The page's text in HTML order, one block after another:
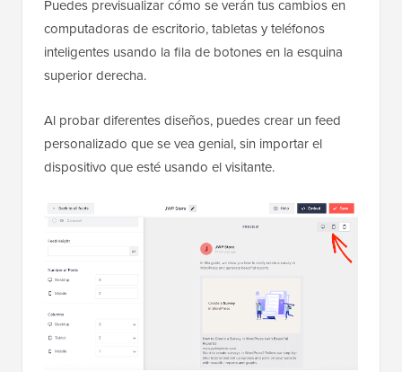
Puedes previsualizar cómo se verán tus cambios en
computadoras de escritorio, tabletas y teléfonos
inteligentes usando la fila de botones en la esquina
superior derecha.
Al probar diferentes diseños, puedes crear un feed
personalizado que se vea genial, sin importar el
dispositivo que esté usando el visitante.